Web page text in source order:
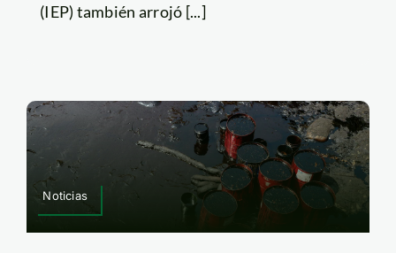
(IEP) también arrojó [...]
Noticias